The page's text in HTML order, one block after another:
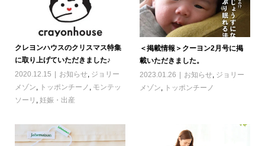
クレヨンハウスのクリスマス特集
に取り上げていただきました♪
2020.12.15
お知らせ ジョリー
メゾン
トッポンチーノ
モンテッ
ソーリ
妊娠・出産
＜掲載情報＞クーヨン2月号に掲
載いただきました。
2023.01.26
お知らせ, ジョリー
メゾン, トッポンチーノ